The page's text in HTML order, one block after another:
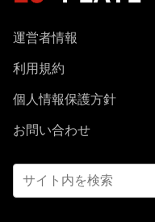
運営者情報
利用規約
個人情報保護方針
お問い合わせ